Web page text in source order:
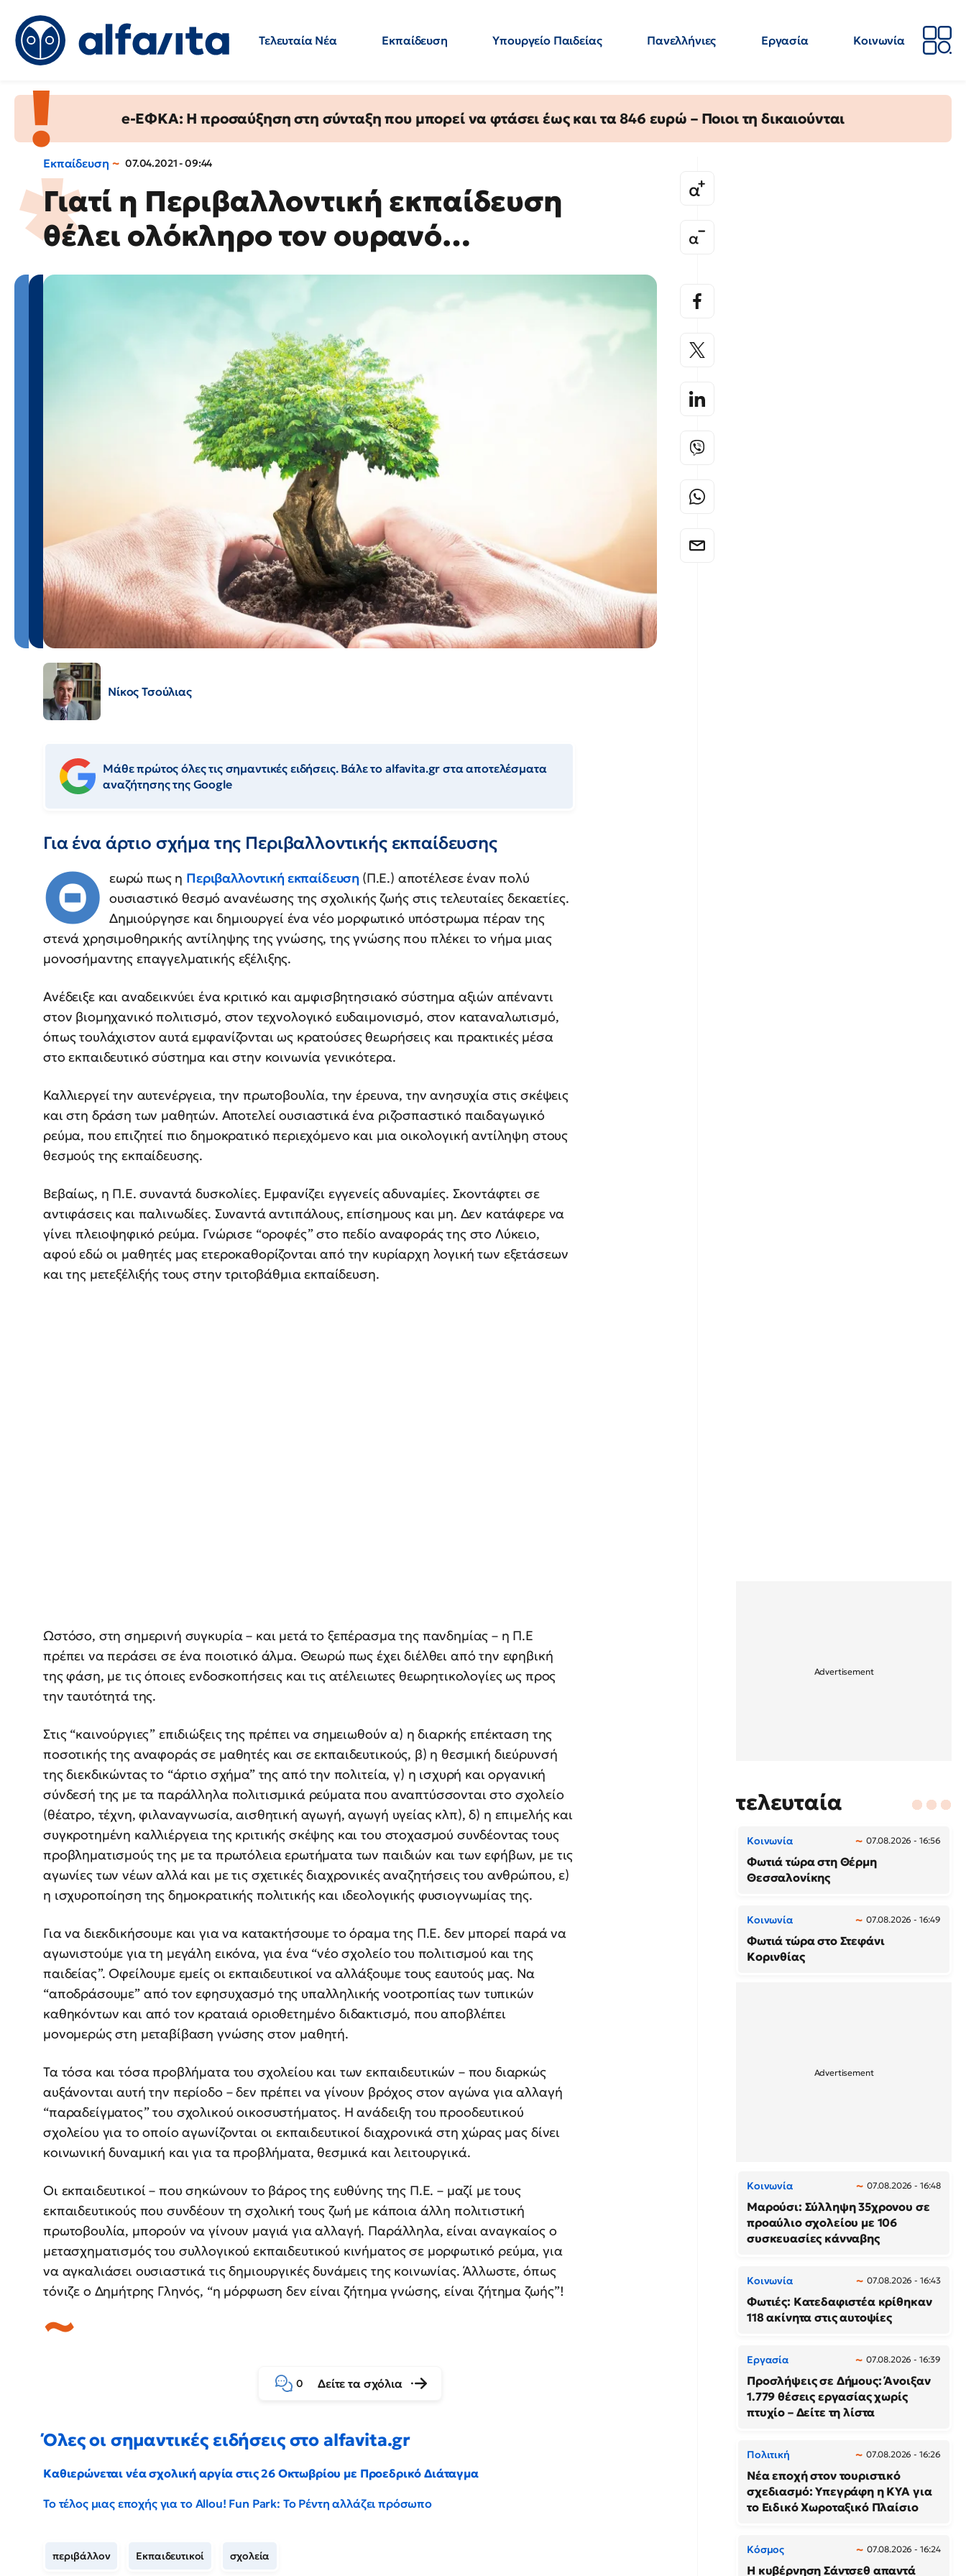
Τελευταία Νέα Εκπαίδευση Υπουργείο Παιδείας Πανελλήνιες Εργασία
Κοινωνία
e-ΕΦΚΑ: Η προσαύξηση στη σύνταξη που μπορεί να φτάσει έως και τα 846 ευρώ – Ποιοι τη δικαιούνται
Εκπαίδευση 07.04.2021 - 09:44
Γιατί η Περιβαλλοντική εκπαίδευση
θέλει ολόκληρο τον ουρανό…
Νίκος Τσούλιας
Μάθε πρώτος όλες τις σημαντικές ειδήσεις. Βάλε το alfavita.gr στα αποτελέσματα
αναζήτησης της Google
Για ένα άρτιο σχήμα της Περιβαλλοντικής εκπαίδευσης
Θ εωρώ πως η Περιβαλλοντική εκπαίδευση (Π.Ε.) αποτέλεσε έναν πολύ
ουσιαστικό θεσμό ανανέωσης της σχολικής ζωής στις τελευταίες δεκαετίες.
Δημιούργησε και δημιουργεί ένα νέο μορφωτικό υπόστρωμα πέραν της
στενά χρησιμοθηρικής αντίληψης της γνώσης, της γνώσης που πλέκει το νήμα μιας
μονοσήμαντης επαγγελματικής εξέλιξης.
Ανέδειξε και αναδεικνύει ένα κριτικό και αμφισβητησιακό σύστημα αξιών απέναντι
στον βιομηχανικό πολιτισμό, στον τεχνολογικό ευδαιμονισμό, στον καταναλωτισμό,
όπως τουλάχιστον αυτά εμφανίζονται ως κρατούσες θεωρήσεις και πρακτικές μέσα
στο εκπαιδευτικό σύστημα και στην κοινωνία γενικότερα.
Καλλιεργεί την αυτενέργεια, την πρωτοβουλία, την έρευνα, την ανησυχία στις σκέψεις
και στη δράση των μαθητών. Αποτελεί ουσιαστικά ένα ριζοσπαστικό παιδαγωγικό
ρεύμα, που επιζητεί πιο δημοκρατικό περιεχόμενο και μια οικολογική αντίληψη στους
θεσμούς της εκπαίδευσης.
Βεβαίως, η Π.Ε. συναντά δυσκολίες. Εμφανίζει εγγενείς αδυναμίες. Σκοντάφτει σε
αντιφάσεις και παλινωδίες. Συναντά αντιπάλους, επίσημους και μη. Δεν κατάφερε να
γίνει πλειοψηφικό ρεύμα. Γνώρισε “οροφές” στο πεδίο αναφοράς της στο Λύκειο,
αφού εδώ οι μαθητές μας ετεροκαθορίζονται από την κυρίαρχη λογική των εξετάσεων
και της μετεξέλιξής τους στην τριτοβάθμια εκπαίδευση.
Ωστόσο, στη σημερινή συγκυρία – και μετά το ξεπέρασμα της πανδημίας – η Π.Ε
πρέπει να περάσει σε ένα ποιοτικό άλμα. Θεωρώ πως έχει διέλθει από την εφηβική
της φάση, με τις όποιες ενδοσκοπήσεις και τις ατέλειωτες θεωρητικολογίες ως προς
την ταυτότητά της.
Στις “καινούργιες” επιδιώξεις της πρέπει να σημειωθούν α) η διαρκής επέκταση της
ποσοτικής της αναφοράς σε μαθητές και σε εκπαιδευτικούς, β) η θεσμική διεύρυνσή
της διεκδικώντας το “άρτιο σχήμα” της από την πολιτεία, γ) η ισχυρή και οργανική
σύνδεσή της με τα παράλληλα πολιτισμικά ρεύματα που αναπτύσσονται στο σχολείο
(θέατρο, τέχνη, φιλαναγνωσία, αισθητική αγωγή, αγωγή υγείας κλπ), δ) η επιμελής και
συγκροτημένη καλλιέργεια της κριτικής σκέψης και του στοχασμού συνδέοντας τους
προβληματισμούς της με τα πρωτόλεια ερωτήματα των παιδιών και των εφήβων, με τις
αγωνίες των νέων αλλά και με τις σχετικές διαχρονικές αναζητήσεις του ανθρώπου, ε)
η ισχυροποίηση της δημοκρατικής πολιτικής και ιδεολογικής φυσιογνωμίας της.
Για να διεκδικήσουμε και για να κατακτήσουμε το όραμα της Π.Ε. δεν μπορεί παρά να
αγωνιστούμε για τη μεγάλη εικόνα, για ένα “νέο σχολείο του πολιτισμού και της
παιδείας”. Οφείλουμε εμείς οι εκπαιδευτικοί να αλλάξουμε τους εαυτούς μας. Να
“αποδράσουμε” από τον εφησυχασμό της υπαλληλικής νοοτροπίας των τυπικών
καθηκόντων και από τον κραταιά οριοθετημένο διδακτισμό, που αποβλέπει
μονομερώς στη μεταβίβαση γνώσης στον μαθητή.
Τα τόσα και τόσα προβλήματα του σχολείου και των εκπαιδευτικών – που διαρκώς
αυξάνονται αυτή την περίοδο – δεν πρέπει να γίνουν βρόχος στον αγώνα για αλλαγή
“παραδείγματος” του σχολικού οικοσυστήματος. Η ανάδειξη του προοδευτικού
σχολείου για το οποίο αγωνίζονται οι εκπαιδευτικοί διαχρονικά στη χώρας μας δίνει
κοινωνική δυναμική και για τα προβλήματα, θεσμικά και λειτουργικά.
Οι εκπαιδευτικοί – που σηκώνουν το βάρος της ευθύνης της Π.Ε. – μαζί με τους
εκπαιδευτικούς που συνδέουν τη σχολική τους ζωή με κάποια άλλη πολιτιστική
πρωτοβουλία, μπορούν να γίνουν μαγιά για αλλαγή. Παράλληλα, είναι αναγκαίος ο
μετασχηματισμός του συλλογικού εκπαιδευτικού κινήματος σε μορφωτικό ρεύμα, για
να αγκαλιάσει ουσιαστικά τις δημιουργικές δυνάμεις της κοινωνίας. Άλλωστε, όπως
τόνιζε ο Δημήτρης Γληνός, “η μόρφωση δεν είναι ζήτημα γνώσης, είναι ζήτημα ζωής”!
0 Δείτε τα σχόλια
Όλες οι σημαντικές ειδήσεις στο alfavita.gr
Καθιερώνεται νέα σχολική αργία στις 26 Οκτωβρίου με Προεδρικό Διάταγμα
Το τέλος μιας εποχής για το Allou! Fun Park: Το Ρέντη αλλάζει πρόσωπο
περιβάλλον Εκπαιδευτικοί σχολεία
τελευταία
Κοινωνία 07.08.2026 - 16:56
Φωτιά τώρα στη Θέρμη
Θεσσαλονίκης
Κοινωνία 07.08.2026 - 16:49
Φωτιά τώρα στο Στεφάνι
Κορινθίας
Κοινωνία 07.08.2026 - 16:48
Μαρούσι: Σύλληψη 35χρονου σε
προαύλιο σχολείου με 106
συσκευασίες κάνναβης
Κοινωνία 07.08.2026 - 16:43
Φωτιές: Κατεδαφιστέα κρίθηκαν
118 ακίνητα στις αυτοψίες
Εργασία 07.08.2026 - 16:39
Προσλήψεις σε Δήμους: Άνοιξαν
1.779 θέσεις εργασίας χωρίς
πτυχίο – Δείτε τη λίστα
Πολιτική 07.08.2026 - 16:26
Νέα εποχή στον τουριστικό
σχεδιασμό: Υπεγράφη η ΚΥΑ για
το Ειδικό Χωροταξικό Πλαίσιο
Κόσμος 07.08.2026 - 16:24
Η κυβέρνηση Σάντσεθ απαντά